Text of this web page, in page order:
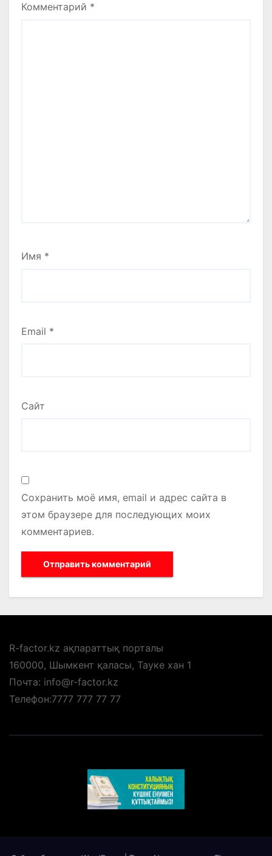
Комментарий *
Имя *
Email *
Сайт
Сохранить моё имя, email и адрес сайта в
этом браузере для последующих моих
комментариев.
R-factor.kz ақпараттық порталы
160000, Шымкент қаласы, Тауке хан 1
Почта: info@r-factor.kz
Телефон:7777 777 77 77